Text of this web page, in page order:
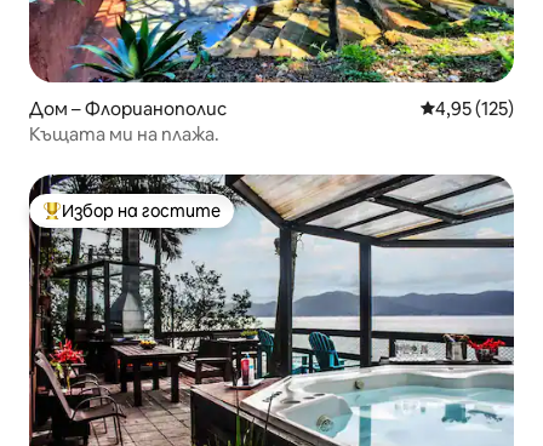
Дом – Флорианополис Средна
4,95 (125)
Къщата ми на плажа.
Най-популярен избор на гостите
Избор на гостите